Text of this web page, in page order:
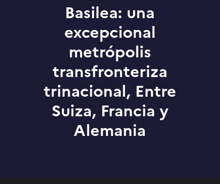
Basilea: una
excepcional
metrópolis
transfronteriza
trinacional, Entre
Suiza, Francia y
Alemania